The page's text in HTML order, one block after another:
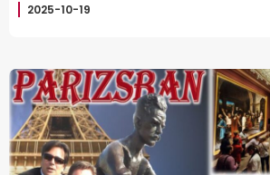
2025-10-19